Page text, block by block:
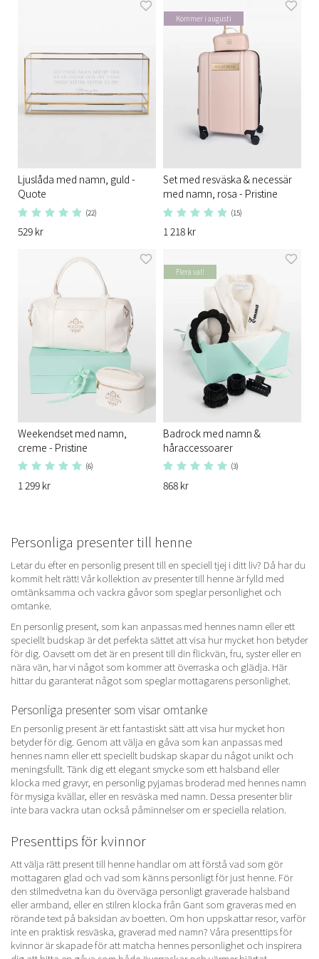
Ljuslåda med namn, guld -
Quote
(22)
529 kr
Kommer i augusti
Set med resväska & necessär
med namn, rosa - Pristine
(15)
1 218 kr
Weekendset med namn,
creme - Pristine
(6)
1 299 kr
Flera val!
Badrock med namn &
håraccessoarer
(3)
868 kr
Personliga presenter till henne
Letar du efter en personlig presenttill en speciell tjej i ditt liv? Då har du
kommit helt rätt! Vår kollektion av presenter till henne är fylld med
omtänksamma och vackra gåvor som speglar personlighet och
omtanke.
En personlig present, som kan anpassas med hennes namn eller ett
speciellt budskap är det perfekta sättet att visa hur mycket hon betyder
för dig. Oavsett om det är en present till din flickvän, fru, syster eller en
nära vän, har vi något som kommer att överraska och glädja. Här
hittar du garanterat något som speglar mottagarens personlighet.
Personliga presenter som visar omtanke
En personlig present är ett fantastiskt sätt att visa hur mycket hon
betyder för dig. Genom att välja en gåva som kan anpassas med
hennes namn eller ett speciellt budskap skapar du något unikt och
meningsfullt. Tänk dig ett elegant smycke som ett halsband eller
klocka med gravyr, en personlig pyjamas broderad med hennes namn
för mysiga kvällar, eller en resväska med namn. Dessa presenter blir
inte bara vackra utan också påminnelser om er speciella relation.
Presenttips för kvinnor
Att välja rätt present till henne handlar om att förstå vad som gör
mottagaren glad och vad som känns personligt för just henne. För
den stilmedvetna kan du överväga personligt graverade halsband
eller armband, eller en stilren klocka från Gant som graveras med en
rörande text på baksidan av boetten. Om hon uppskattar resor, varför
inte en praktisk resväska, graverad med namn? Våra presenttips för
kvinnor är skapade för att matcha hennes personlighet och inspirera